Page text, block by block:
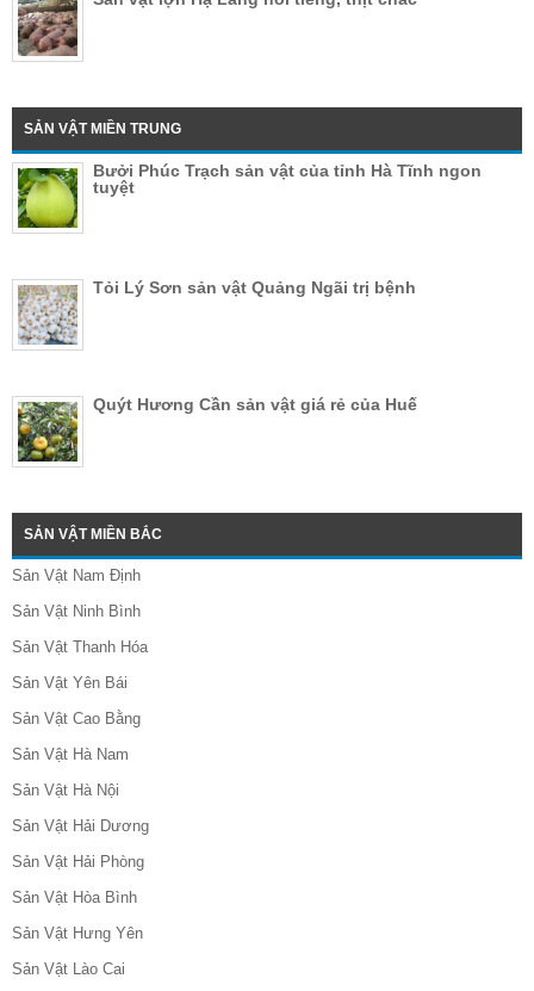
SẢN VẬT MIỀN TRUNG
Bưởi Phúc Trạch sản vật của tỉnh Hà Tĩnh ngon
tuyệt
Tỏi Lý Sơn sản vật Quảng Ngãi trị bệnh
Quýt Hương Cần sản vật giá rẻ của Huế
SẢN VẬT MIỀN BẮC
Sản Vật Nam Định
Sản Vật Ninh Bình
Sản Vật Thanh Hóa
Sản Vật Yên Bái
Sản Vật Cao Bằng
Sản Vật Hà Nam
Sản Vật Hà Nội
Sản Vật Hải Dương
Sản Vật Hải Phòng
Sản Vật Hòa Bình
Sản Vật Hưng Yên
Sản Vật Lào Cai